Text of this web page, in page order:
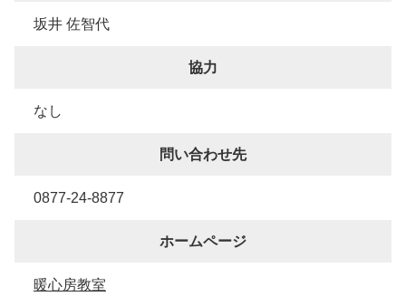
坂井 佐智代
協力
なし
問い合わせ先
0877-24-8877
ホームページ
暖心房教室